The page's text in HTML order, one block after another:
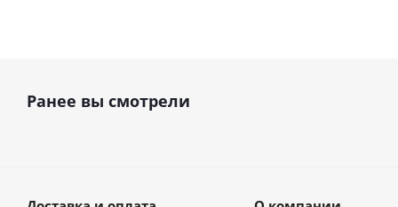
Ранее вы смотрели